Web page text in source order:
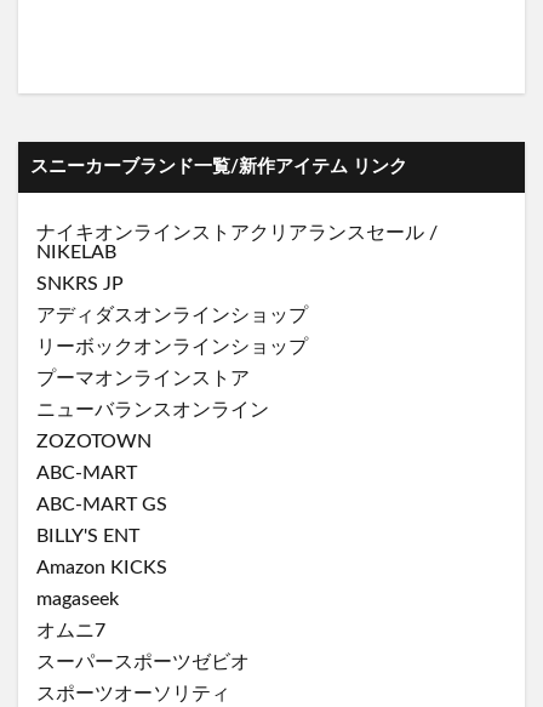
スニーカーブランド一覧/新作アイテム リンク
ナイキオンラインストアクリアランスセール /
NIKELAB
SNKRS JP
アディダスオンラインショップ
リーボックオンラインショップ
プーマオンラインストア
ニューバランスオンライン
ZOZOTOWN
ABC-MART
ABC-MART GS
BILLY'S ENT
Amazon KICKS
magaseek
オムニ7
スーパースポーツゼビオ
スポーツオーソリティ